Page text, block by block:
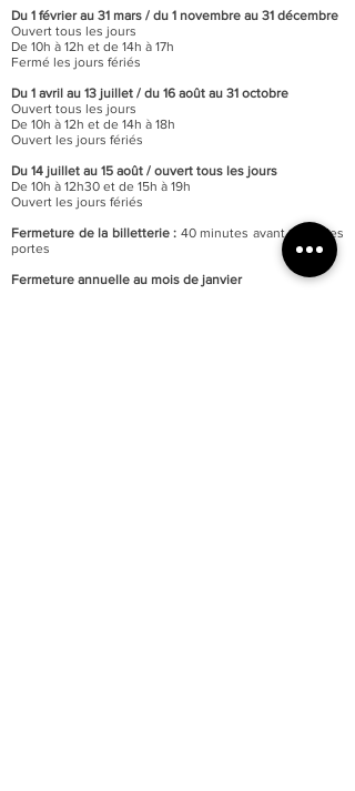
Du 1 février au 31 mars / du 1 novembre au 31 décembre
Ouvert tous les jours
De 10h à 12h et de 14h à 17h
Fermé les jours fériés
Du 1 avril au 13 juillet / du 16 août au 31 octobre
Ouvert tous les jours
De 10h à 12h et de 14h à 18h
Ouvert les jours fériés
Du 14 juillet au 15 août / ouvert tous les jours
De 10h à 12h30 et de 15h à 19h
Ouvert les jours fériés
Fermeture de la billetterie : 40 minutes avant celle des
portes
Fermeture annuelle au mois de janvier